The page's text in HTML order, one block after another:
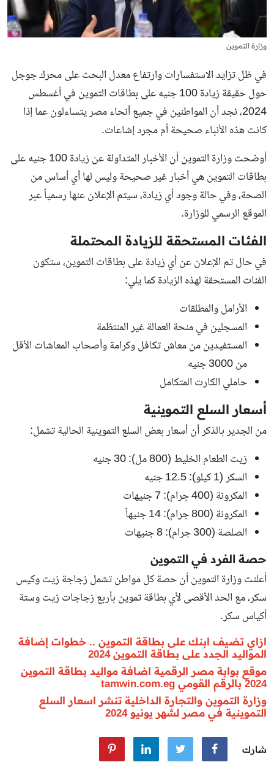
وزارة التموين
في ظل تزايد الاستفسارات وارتفاع معدل البحث على محرك جوجل
حول حقيقة زيادة 100 جنيه على بطاقات التموين في أغسطس
2024، نجد أن المواطنين في جميع أنحاء مصر يتساءلون عما إذا
كانت هذه الأنباء صحيحة أم مجرد إشاعات.
أوضحت وزارة التموين أن الأخبار المتداولة عن زيادة 100 جنيه على
بطاقات التموين هي أخبار غير صحيحة وليس لها أي أساس من
الصحة، وفي حالة وجود أي زيادة، سيتم الإعلان عنها رسمياً عبر
الموقع الرسمي للوزارة.
الفئات المستحقة للزيادة المحتملة
في حال تم الإعلان عن أي زيادة على بطاقات التموين، ستكون
الفئات المستحقة لهذه الزيادة كما يلي:
الأرامل والمطلقات
المسجلين في منحة العمالة غير المنتظمة
المستفيدين من معاش تكافل وكرامة وأصحاب المعاشات الأقل
من 3000 جنيه
حاملي الكارت المتكامل
أسعار السلع التموينية
من الجدير بالذكر أن أسعار بعض السلع التموينية الحالية تشمل:
زيت الطعام الخليط (800 مل): 30 جنيه
السكر (1 كيلو): 12.5 جنيه
المكرونة (400 جرام): 7 جنيهات
المكرونة (800 جرام): 14 جنيهاً
الصلصة (300 جرام): 8 جنيهات
حصة الفرد في التموين
أعلنت وزارة التموين أن حصة كل مواطن تشمل زجاجة زيت وكيس
سكر، مع الحد الأقصى لأي بطاقة تموين بأربع زجاجات زيت وستة
أكياس سكر.
ازاي تضيف ابنك على بطاقة التموين .. خطوات إضافة
المواليد الجدد على بطاقة التموين 2024
موقع بوابة مصر الرقمية اضافة مواليد بطاقة التموين
2024 بالرقم القومي tamwin.com.eg
وزارة التموين والتجارة الداخلية تنشر اسعار السلع
التموينية في مصر لشهر يونيو 2024
شارك